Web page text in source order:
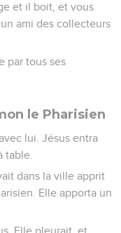
et il boit, et vous
ami des collecteurs
par tous ses
le Pharisien
lui. Jésus entra
table.
dans la ville apprit
Elle apporta un
Elle pleurait, et